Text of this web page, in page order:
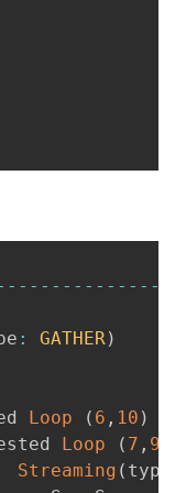
-- -- -- -- -- -- --
: GATHER )
Loop ( 6 , 10 )
Loop ( 7 , 9
Streaming ( type